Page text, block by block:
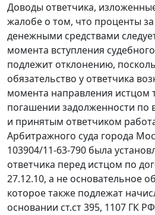
Доводы ответчика,
жалобе о том, что проценты
денежными средствами
момента вступления
подлежит отклонению,
обязательство у ответчика
момента направления истцом
погашении задолженности
и принятым ответчиком
Арбитражного суда города
103904/11-63-790 была
ответчика перед истцом по
27.12.10, а не основательное
которое также подлежат
основании ст.ст 395, 1107 ГК